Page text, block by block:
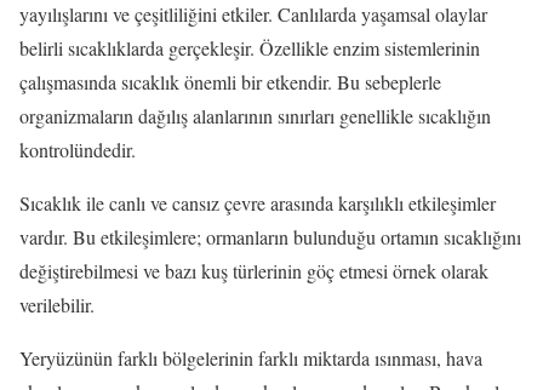
yayılışlarını ve çeşitliliğini etkiler. Canlılarda yaşamsal olaylar
belirli sıcaklıklarda gerçekleşir. Özellikle enzim sistemlerinin
çalışmasında sıcaklık önemli bir etkendir. Bu sebeplerle
organizmaların dağılış alanlarının sınırları genellikle sıcaklığın
kontrolündedir.
Sıcaklık ile canlı ve cansız çevre arasında karşılıklı etkileşimler
vardır. Bu etkileşimlere; ormanların bulunduğu ortamın sıcaklığını
değiştirebilmesi ve bazı kuş türlerinin göç etmesi örnek olarak
verilebilir.
Yeryüzünün farklı bölgelerinin farklı miktarda ısınması, hava